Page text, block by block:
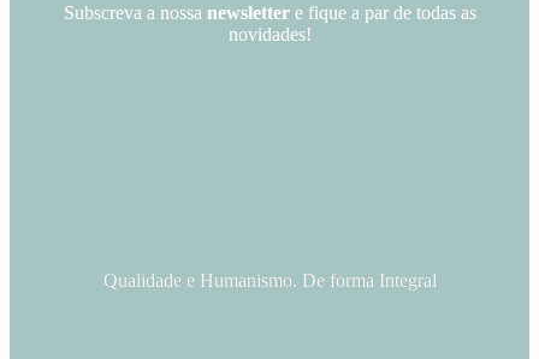
Subscreva a nossa newslettere fique a par de todas as
novidades!
Qualidade e Humanismo. De forma Integral